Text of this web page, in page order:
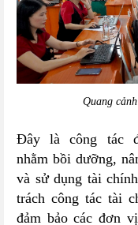
Quang
Đây là công tác
nhằm bồi dưỡng,
và sử dụng tài
trách công tác tài
đảm bảo các đơn